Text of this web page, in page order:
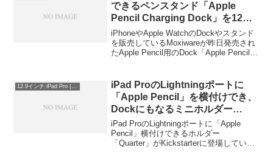
できるペンスタンド「Apple
Pencil Charging Dock」を12月
より発売。
iPhoneやApple WatchのDockやスタンド
を販売しているMoxiwareが昨日発売され
たApple Pencil用のDock「Apple Pencil
Lightningポートを搭載し、Lightningケー
ブルを電源アダプタに接続することで
Apple Pencilを充電することが可能となっ
ており、
iPad ProのLightningポートに
「Apple Pencil」を横付けでき、
Dockにもなるミニホルダー
「Quarter」がKickstarterに登
場。
iPad ProのLightningポートに「Apple
Pencil」横付けできるホルダー
「Quarter」がKickstarterに登場していま